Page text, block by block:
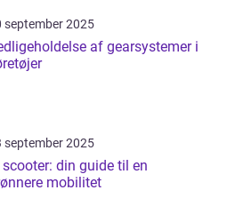
september 2025
af gearsystemer i
september 2025
scooter: din guide til en
mobilitet